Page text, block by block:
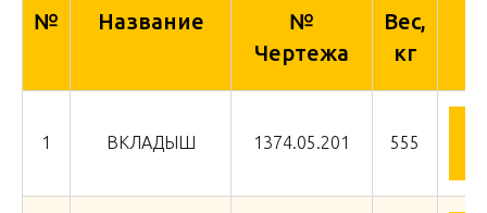
№ Название
№
Чертежа
Вес,
кг
1 ВКЛАДЫШ 1374.05.201 555